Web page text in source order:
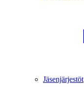
Jäsenjärjestöt